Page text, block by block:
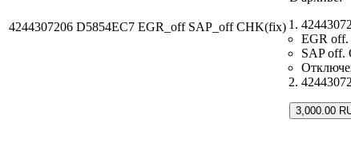
4244307206 D5854EC7 EGR_off SAP_off CHK(fix)
EGR off.
SAP off.
3,000.00